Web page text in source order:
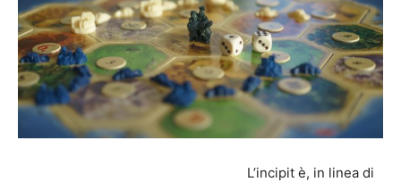
L’incipit è, in linea di